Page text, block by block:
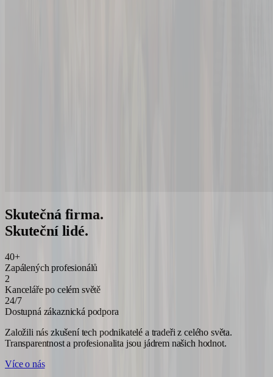
Skutečná firma.
Skuteční lidé.
40+
Zapálených profesionálů
2
Kanceláře po celém světě
24/7
Dostupná zákaznická podpora
Založili nás zkušení tech podnikatelé a tradeři z celého světa.
Transparentnost a profesionalita jsou jádrem našich hodnot.
Více o nás